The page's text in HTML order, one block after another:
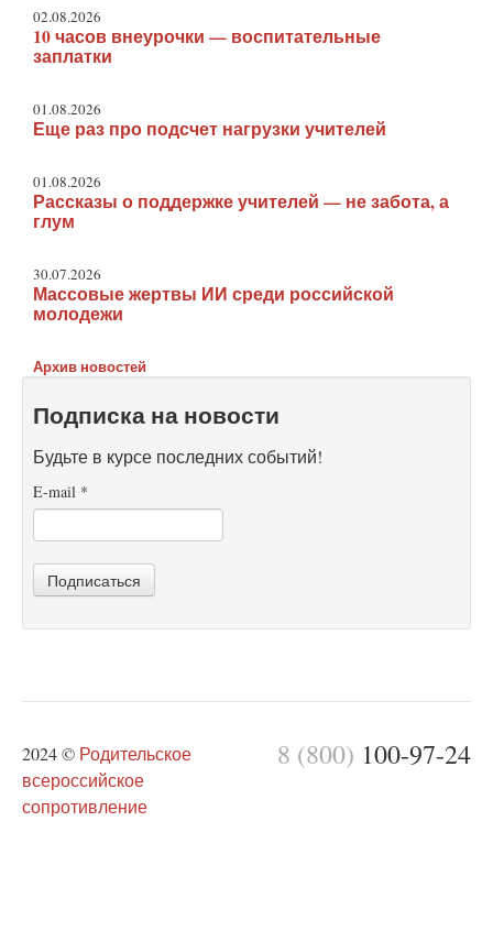
02.08.2026
10 часов внеурочки — воспитательные
заплатки
01.08.2026
Еще раз про подсчет нагрузки учителей
01.08.2026
Рассказы о поддержке учителей — не забота, а
глум
30.07.2026
Массовые жертвы ИИ среди российской
молодежи
Архив новостей
Подписка на новости
Будьте в курсе последних событий!
E-mail *
Подписаться
8 (800) 100-97-24
2024 © Родительское
всероссийское
сопротивление